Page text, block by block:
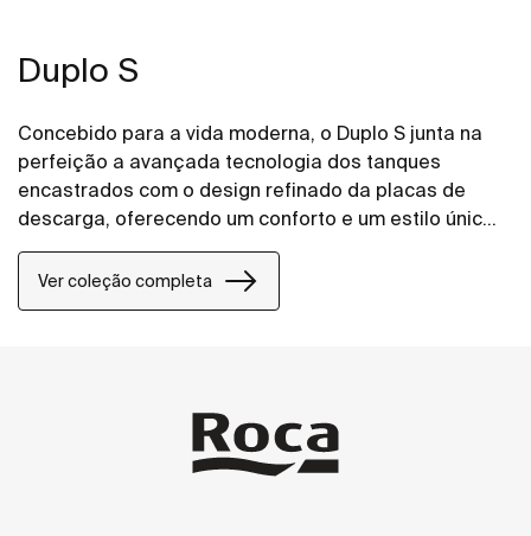
Duplo S
Concebido para a vida moderna, o Duplo S junta na
perfeição a avançada tecnologia dos tanques
encastrados com o design refinado da placas de
descarga, oferecendo um conforto e um estilo únicos
a qualquer projeto de casa de banho.
Ver coleção completa